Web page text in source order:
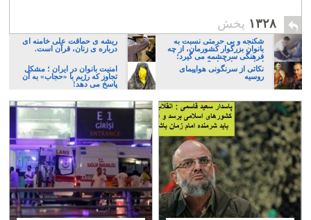
۱۳۲۸ پخش
شکنجه و بی حرمتی نسبت به
بانوان بزرگوار کشورمان، از چه
فرهنگی سرچشمه می گیرد؛
ایرانی، و یا تازیان؟
ریشه ی حماقت علی خامنه ای
درباره ی زنان، قرآن است.
نکاتی از سرنگونی هواپیمای
روسیه
امنیت بانوان در ایران ؛ مشکل
تجاوز که رژیم با «حجاب» به آن
پاسخ می دهد!